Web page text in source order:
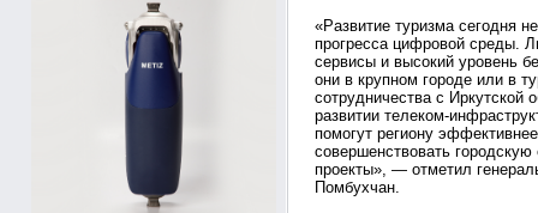
«Развитие туризма сегодня
прогресса цифровой среды.
сервисы и высокий уровень
они в крупном городе или в
сотрудничества с Иркутской
развитии телеком-
помогут региону
совершенствовать
проекты», — отметил
Помбухчан.